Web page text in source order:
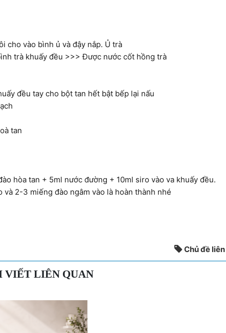
cho vào bình ủ và đậy nắp. Ủ trà
trà khuấy đều >>> Được nước cốt hồng trà
đều tay cho bột tan hết bật bếp lại nấu
tan
hòa tan + 5ml nước đường + 10ml siro vào va khuấy đều.
và 2-3 miếng đào ngâm vào là hoàn thành nhé
Chủ đề
VIẾT LIÊN QUAN